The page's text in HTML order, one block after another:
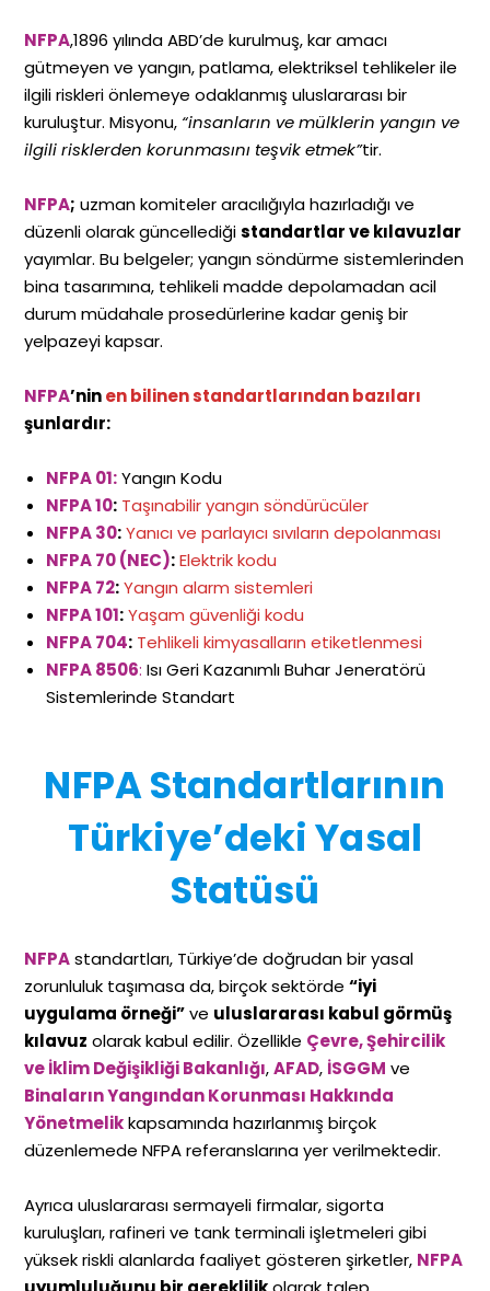
NFPA,1896 yılında ABD’de kurulmuş, kar amacı
gütmeyen ve yangın, patlama, elektriksel tehlikeler ile
ilgili riskleri önlemeye odaklanmış uluslararası bir
kuruluştur. Misyonu, “insanların ve mülklerin yangın ve
ilgili risklerden korunmasını teşvik etmek”tir.
NFPA; uzman komiteler aracılığıyla hazırladığı ve
düzenli olarak güncellediğistandartlar ve kılavuzlar
yayımlar. Bu belgeler; yangın söndürme sistemlerinden
bina tasarımına, tehlikeli madde depolamadan acil
durum müdahale prosedürlerine kadar geniş bir
yelpazeyi kapsar.
NFPA’ninen bilinen standartlarından bazıları
şunlardır:
NFPA 01:Yangın Kodu
NFPA 10: Taşınabilir yangın söndürücüler
NFPA 30: Yanıcı ve parlayıcı sıvıların depolanması
NFPA 70 (NEC): Elektrik kodu
NFPA 72: Yangın alarm sistemleri
NFPA 101: Yaşam güvenliği kodu
NFPA 704: Tehlikeli kimyasalların etiketlenmesi
NFPA 8506: Isı Geri Kazanımlı Buhar Jeneratörü
Sistemlerinde Standart
NFPA Standartlarının
Türkiye’deki Yasal
Statüsü
NFPAstandartları, Türkiye’de doğrudan bir yasal
zorunluluk taşımasa da, birçok sektörde“iyi
uygulama örneği”ve uluslararası kabul görmüş
kılavuz olarak kabul edilir. Özellikle Çevre, Şehircilik
ve İklim Değişikliği Bakanlığı,AFAD, İSGGM ve
Binaların Yangından Korunması Hakkında
Yönetmelik kapsamında hazırlanmış birçok
düzenlemede NFPA referanslarına yer verilmektedir.
Ayrıca uluslararası sermayeli firmalar, sigorta
kuruluşları, rafineri ve tank terminali işletmeleri gibi
yüksek riskli alanlarda faaliyet gösteren şirketler, NFPA